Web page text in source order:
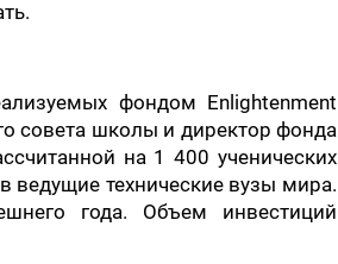
фондом Enlightenment
совета школы и директор фонда
на 1 400 ученических
ведущие технические вузы мира.
года. Объем инвестиций